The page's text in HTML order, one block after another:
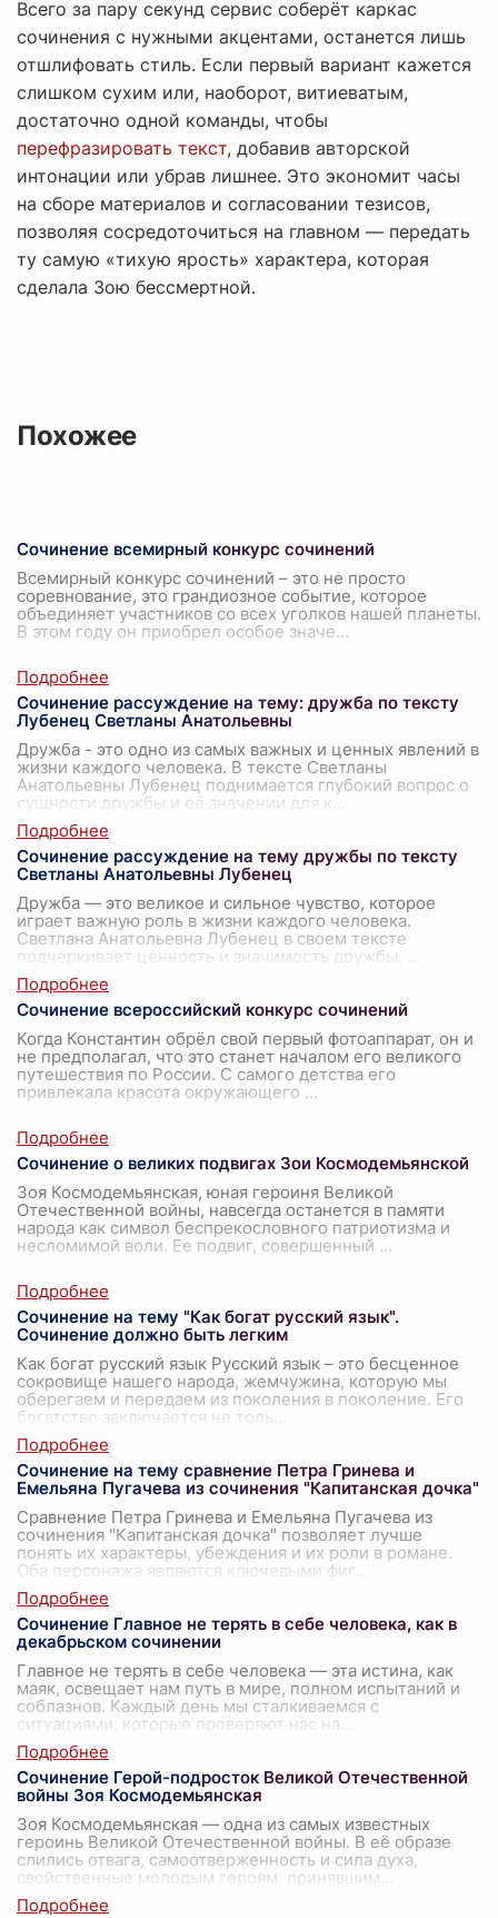
Всего за пару секунд сервис соберёт каркас
сочинения с нужными акцентами, останется лишь
отшлифовать стиль. Если первый вариант кажется
слишком сухим или, наоборот, витиеватым,
достаточно одной команды, чтобы
перефразировать текст, добавив авторской
интонации или убрав лишнее. Это экономит часы
на сборе материалов и согласовании тезисов,
позволяя сосредоточиться на главном — передать
ту самую «тихую ярость» характера, которая
сделала Зою бессмертной.
Похожее
Сочинение всемирный конкурс сочинений
Всемирный конкурс сочинений – это не просто
соревнование, это грандиозное событие, которое
объединяет участников со всех уголков нашей планеты.
В этом году он приобрел особое значе...
Сочинение рассуждение на тему: дружба по тексту
Лубенец Светланы Анатольевны
Дружба - это одно из самых важных и ценных явлений в
жизни каждого человека. В тексте Светланы
Анатольевны Лубенец поднимается глубокий вопрос о
сущности дружбы и её значении для к
Сочинение рассуждение на тему дружбы по тексту
Светланы Анатольевны Лубенец
Дружба — это великое и сильное чувство, которое
играет важную роль в жизни каждого человека.
Светлана Анатольевна Лубенец в своем тексте
подчеркивает ценность и значимость дружбы,
Сочинение всероссийский конкурс сочинений
Когда Константин обрёл свой первый фотоаппарат, он и
не предполагал, что это станет началом его великого
путешествия по России. С самого детства его
привлекала красота окружающего ...
Сочинение о великих подвигах Зои Космодемьянской
Зоя Космодемьянская, юная героиня Великой
Отечественной войны, навсегда останется в памяти
народа как символ беспрекословного патриотизма и
несломимой воли. Ее подвиг, совершенный ...
Сочинение на тему "Как богат русский язык".
Сочинение должно быть легким
Как богат русский язык Русский язык – это бесценное
сокровище нашего народа, жемчужина, которую мы
оберегаем и передаем из поколения в поколение. Его
богатство заключается не толь
Сочинение на тему сравнение Петра Гринева и
Емельяна Пугачева из сочинения "Капитанская дочка"
Сравнение Петра Гринева и Емельяна Пугачева из
сочинения "Капитанская дочка" позволяет лучше
понять их характеры, убеждения и их роли в романе.
Оба персонажа являются ключевыми фиг
Сочинение Главное не терять в себе человека, как в
декабрьском сочинении
Главное не терять в себе человека — эта истина, как
маяк, освещает нам путь в мире, полном испытаний и
соблазнов. Каждый день мы сталкиваемся с
ситуациями, которые проверяют нас на
Сочинение Герой-подросток Великой Отечественной
войны Зоя Космодемьянская
Зоя Космодемьянская — одна из самых известных
героинь Великой Отечественной войны. В её образе
слились отвага, самоотверженность и сила духа,
свойственные молодым героям, принявшим